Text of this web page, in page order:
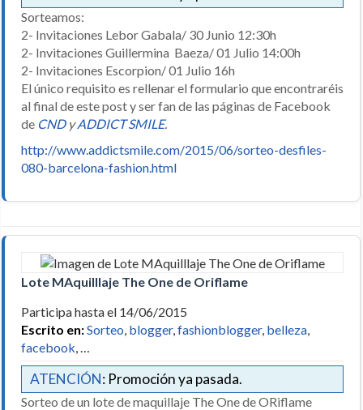
Sorteamos:
2- Invitaciones Lebor Gabala/ 30 Junio 12:30h
2- Invitaciones Guillermina Baeza/ 01 Julio 14:00h
2- Invitaciones Escorpion/ 01 Julio 16h
El único requisito es rellenar el formulario que encontraréis
al final de este post y ser fan de las páginas de Facebook
de CNDyADDICT SMILE.
http://www.addictsmile.com/2015/06/sorteo-desfiles-
080-barcelona-fashion.html
Lote MAquilllaje The One de Oriflame
Participa hasta el 14/06/2015
Escrito en:Sorteo, blogger,fashionblogger, belleza,
facebook, …
ATENCIÓN: Promoción ya pasada.
Sorteo de un lote de maquillaje The One de ORiflame